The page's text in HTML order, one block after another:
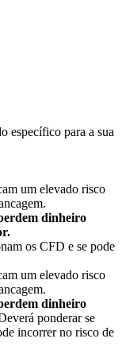
específico para a sua
um elevado risco
dinheiro
os CFD e se pode
um elevado risco
dinheiro
ponderar se
incorrer no risco de